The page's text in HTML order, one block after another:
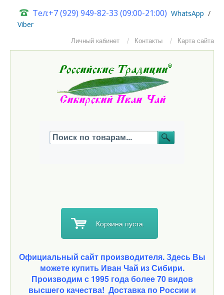
Тел:+7 (929) 949-82-33 (09:00-21:00) WhatsApp /
Viber
Личный кабинет
Контакты Карта сайта
Корзина пуста
Официальный сайт производителя. Здесь Вы
можете купить Иван Чай из Сибири.
Производим с 1995 года более 70 видов
высшего качества! Доставка по России и